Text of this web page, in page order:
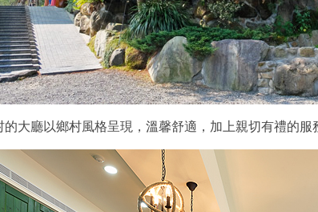
的大廳以鄉村風格呈現，溫馨舒適，加上親切有禮的服